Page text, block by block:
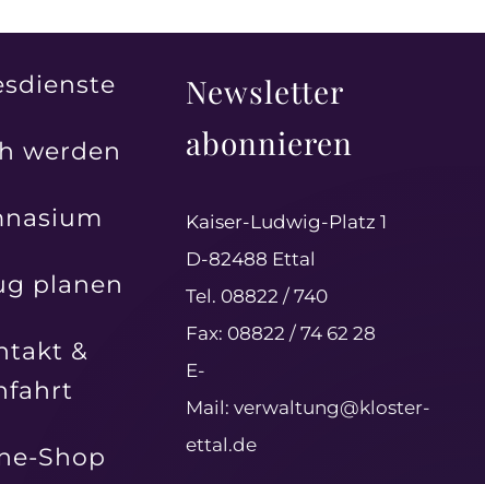
werden
planen
&
Shop
Newsletter
abonnieren
Kaiser-Ludwig-Platz 1
D-82488 Ettal
Tel. 08822 / 740
Fax: 08822 / 74 62 28
E-
Mail:verwaltung@kloster-
ettal.de